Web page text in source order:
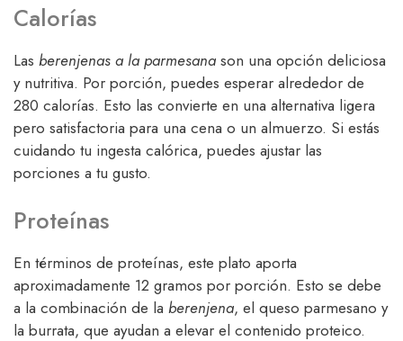
Calorías
Las berenjenas a la parmesana son una opción deliciosa
y nutritiva. Por porción, puedes esperar alrededor de
280 calorías. Esto las convierte en una alternativa ligera
pero satisfactoria para una cena o un almuerzo. Si estás
cuidando tu ingesta calórica, puedes ajustar las
porciones a tu gusto.
Proteínas
En términos de proteínas, este plato aporta
aproximadamente 12 gramos por porción. Esto se debe
a la combinación de la berenjena, el queso parmesano y
la burrata, que ayudan a elevar el contenido proteico.